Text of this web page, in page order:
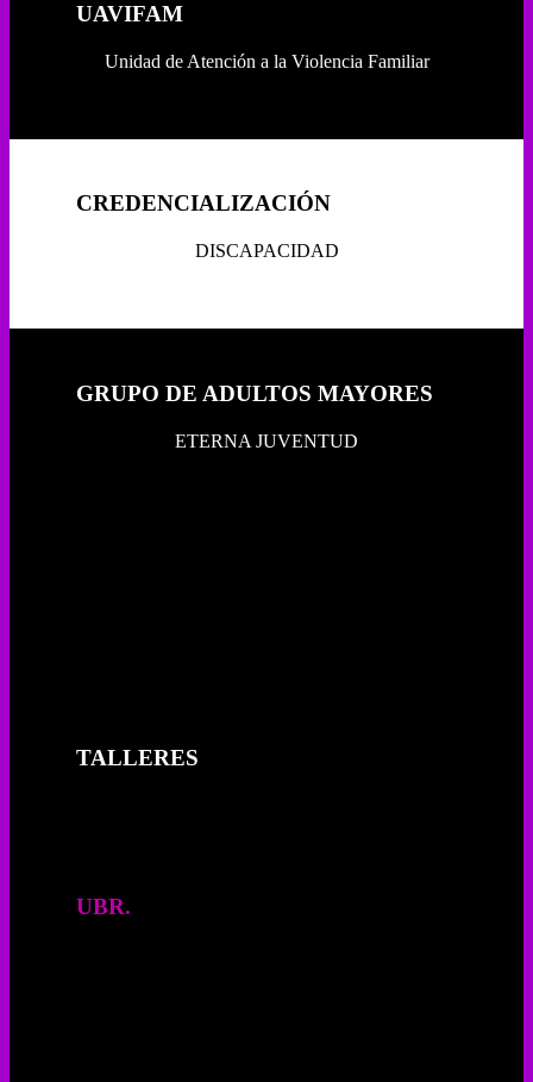
UAVIFAM
Unidad de Atención a la Violencia Familiar
CREDENCIALIZACIÓN
DISCAPACIDAD
GRUPO DE ADULTOS MAYORES
ETERNA JUVENTUD
TALLERES
UBR.